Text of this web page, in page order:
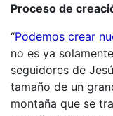
Proceso de
“Podemos crear
no es ya
seguidores de
tamaño de un
montaña que se